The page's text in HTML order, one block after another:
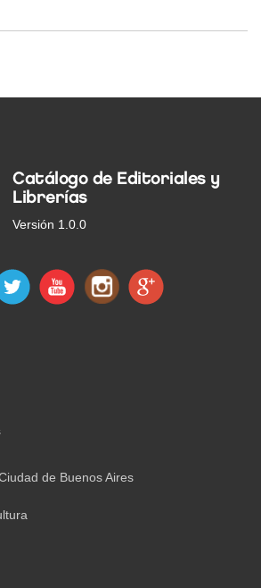
Catálogo de Editoriales y
Librerías
Versión 1.0.0
de Buenos Aires